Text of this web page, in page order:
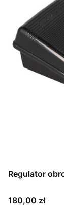
Regulator
Cena
180,00 zł